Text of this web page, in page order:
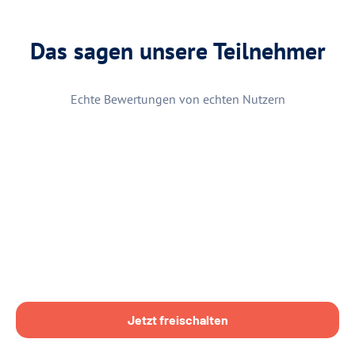
Das sagen unsere Teilnehmer
Echte Bewertungen von echten Nutzern
Jetzt freischalten